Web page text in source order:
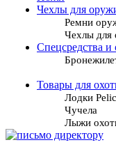
Чехлы для
Ремни
Чехлы
Спецсредства и
Товары для
Лодки
Чучела
Лыжи